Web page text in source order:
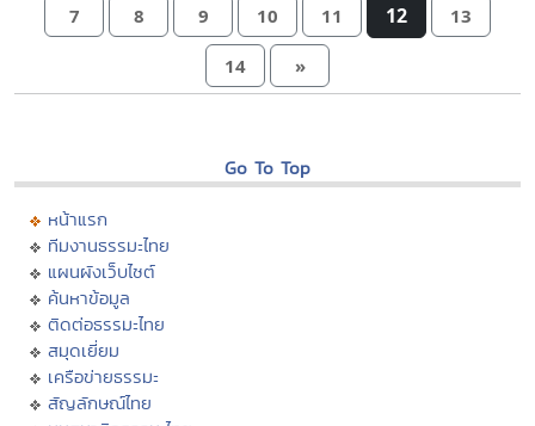
7 8 9 10 11 12 13
14 »
Go To Top
หน้าแรก
ทีมงานธรรมะไทย
แผนผังเว็บไซต์
ค้นหาข้อมูล
ติดต่อธรรมะไทย
สมุดเยี่ยม
เครือข่ายธรรมะ
สัญลักษณ์ไทย